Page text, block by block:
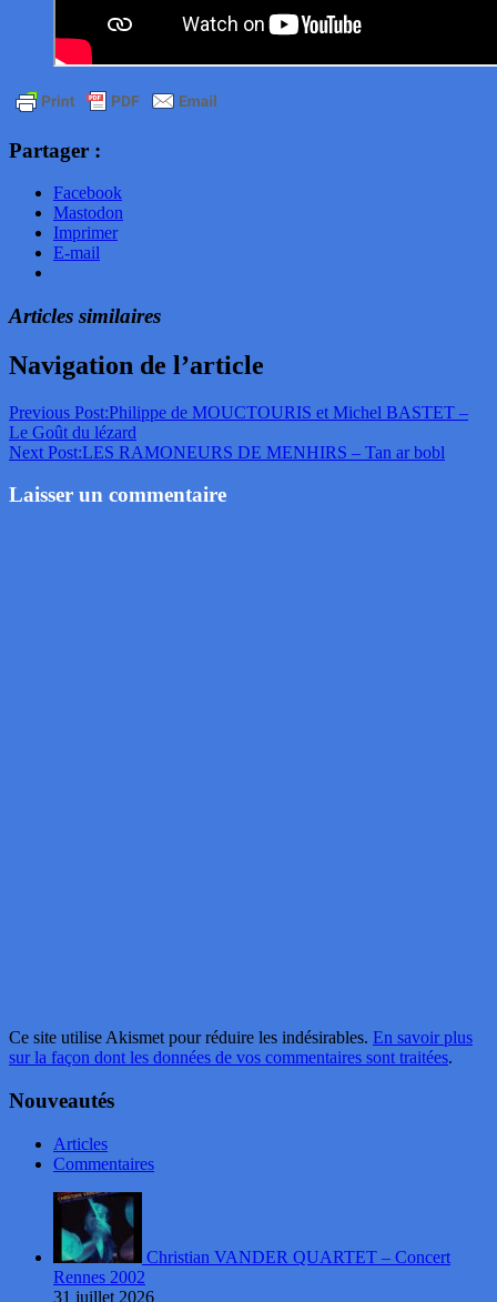
Partager :
Facebook
Mastodon
Imprimer
E-mail
Articles similaires
Navigation de l’article
Previous Post:Philippe de MOUCTOURIS et Michel BASTET –
Le Goût du lézard
Next Post:LES RAMONEURS DE MENHIRS – Tan ar bobl
Laisser un commentaire
Ce site utilise Akismet pour réduire les indésirables. En savoir plus
sur la façon dont les données de vos commentaires sont traitées.
Nouveautés
Articles
Commentaires
Christian VANDER QUARTET – Concert
Rennes 2002
31 juillet 2026